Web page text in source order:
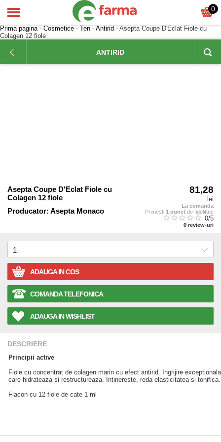
0
Prima pagina- Cosmetice - Ten - Antirid - Asepta Coupe D'Eclat Fiole cu
Colagen 12 fiole
ANTIRID
Asepta Coupe D'Eclat Fiole cu
Colagen 12 fiole
Producator: Asepta Monaco
81,28
lei
La comanda
Primesti 1 punct de fidelitate
0/5
0 review-uri
ADAUGA IN COS
COMANDA TELEFONICA
ADAUGA IN WISHLIST
DESCRIERE
Principii active
Fiole cu concentrat de colagen marin cu efect antirid. Ingrijire exceptionala
care hidrateaza si restructureaza. Intinereste, reda elasticitatea si tonifica.
Flacon cu 12 fiole de cate 1 ml